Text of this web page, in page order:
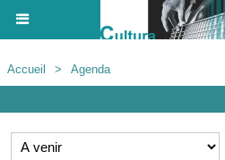
Accueil > Agenda